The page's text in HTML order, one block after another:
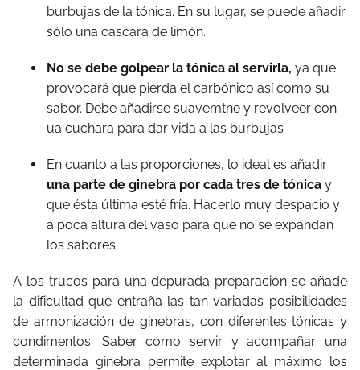
burbujas de la tónica. En su lugar, se puede añadir
sólo una cáscara de limón.
No se debe golpear la tónica al servirla, ya que
provocará que pierda el carbónico así como su
sabor. Debe añadirse suavemtne y revolveer con
ua cuchara para dar vida a las burbujas-
En cuanto a las proporciones, lo ideal es añadir
una parte de ginebra por cada tres de tónica y
que ésta última esté fría. Hacerlo muy despacio y
a poca altura del vaso para que no se expandan
los sabores.
A los trucos para una depurada preparación se añade
la dificultad que entraña las tan variadas posibilidades
de armonización de ginebras, con diferentes tónicas y
condimentos. Saber cómo servir y acompañar una
determinada ginebra permite explotar al máximo los